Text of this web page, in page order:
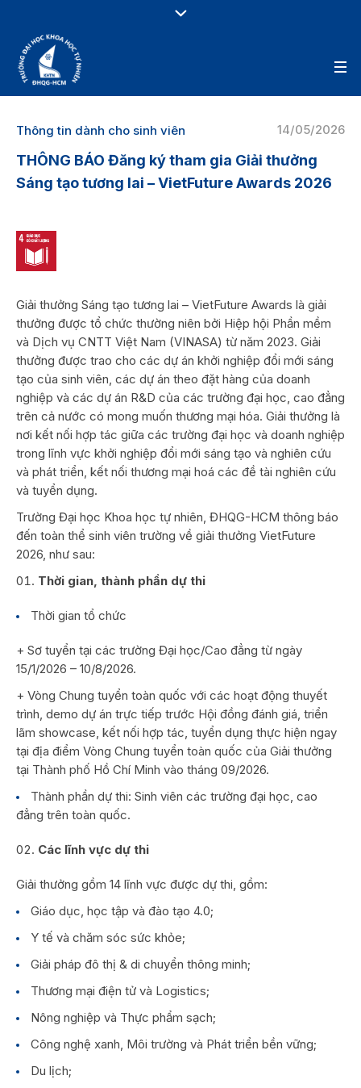
14/05/2026
Thông tin dành cho sinh viên
THÔNG BÁO Đăng ký tham gia Giải thưởng
Sáng tạo tương lai – VietFuture Awards 2026
Giải thưởng Sáng tạo tương lai – VietFuture Awards là giải
thưởng được tổ chức thường niên bởi Hiệp hội Phần mềm
và Dịch vụ CNTT Việt Nam (VINASA) từ năm 2023. Giải
thưởng được trao cho các dự án khởi nghiệp đổi mới sáng
tạo của sinh viên, các dự án theo đặt hàng của doanh
nghiệp và các dự án R&D của các trường đại học, cao đẳng
trên cả nước có mong muốn thương mại hóa. Giải thưởng là
nơi kết nối hợp tác giữa các trường đại học và doanh nghiệp
trong lĩnh vực khởi nghiệp đổi mới sáng tạo và nghiên cứu
và phát triển, kết nối thương mại hoá các đề tài nghiên cứu
và tuyển dụng.
Trường Đại học Khoa học tự nhiên, ĐHQG-HCM thông báo
đến toàn thể sinh viên trường về giải thưởng VietFuture
2026, như sau:
Thời gian, thành phần dự thi
Thời gian tổ chức
+ Sơ tuyển tại các trường Đại học/Cao đẳng từ ngày
15/1/2026 – 10/8/2026.
+ Vòng Chung tuyển toàn quốc với các hoạt động thuyết
trình, demo dự án trực tiếp trước Hội đồng đánh giá, triển
lãm showcase, kết nối hợp tác, tuyển dụng thực hiện ngay
tại địa điểm Vòng Chung tuyển toàn quốc của Giải thưởng
tại Thành phố Hồ Chí Minh vào tháng 09/2026.
Thành phần dự thi: Sinh viên các trường đại học, cao
đẳng trên toàn quốc.
Các lĩnh vực dự thi
Giải thưởng gồm 14 lĩnh vực được dự thi, gồm:
Giáo dục, học tập và đào tạo 4.0;
Y tế và chăm sóc sức khỏe;
Giải pháp đô thị & di chuyển thông minh;
Thương mại điện tử và Logistics;
Nông nghiệp và Thực phẩm sạch;
Công nghệ xanh, Môi trường và Phát triển bền vững;
Du lịch;